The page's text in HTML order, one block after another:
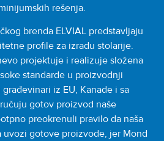
rešenja.
brenda ELVIAL predstavljaju
profile za izradu stolarije.
projektuje i realizuje složena
standarde u proizvodnji
iz EU, Kanade i sa
gotov proizvod naše
preokrenuli pravilo da naša
gotove proizvode, jer Mond